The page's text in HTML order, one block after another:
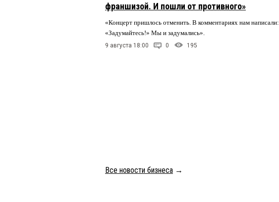
франшизой. И пошли от противного»
«Концерт пришлось отменить. В комментариях нам написали:
«Задумайтесь!» Мы и задумались».
9 августа 18:00 0 195
Все новости бизнеса →